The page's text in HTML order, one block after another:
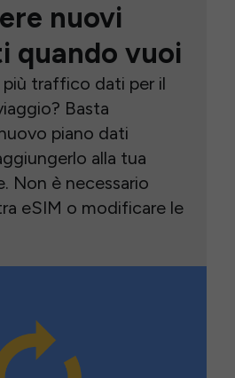
nuovi
quando vuoi
più traffico dati per il
Basta
piano dati
alla tua
Non è necessario
eSIM o modificare le